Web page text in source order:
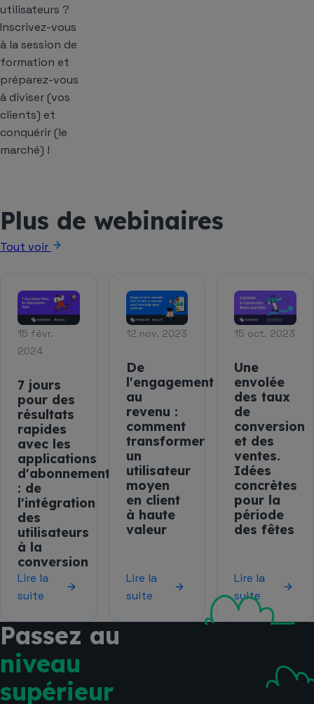
utilisateurs ?
Inscrivez-vous
à la session de
formation et
préparez-vous
à diviser (vos
clients) et
conquérir (le
marché) !
Plus de webinaires
Tout voir
15 févr.
2024
7 jours
pour des
résultats
rapides
avec les
applications
d'abonnement
: de
l'intégration
des
utilisateurs
à la
conversion
Lire la
suite
12 nov. 2023
De
l'engagement
au
revenu :
comment
transformer
un
utilisateur
moyen
en client
à haute
valeur
Lire la
suite
15 oct. 2023
Une
envolée
des taux
de
conversion
et des
ventes.
Idées
concrètes
pour la
période
des fêtes
Lire la
suite
Passez au
niveau
supérieur